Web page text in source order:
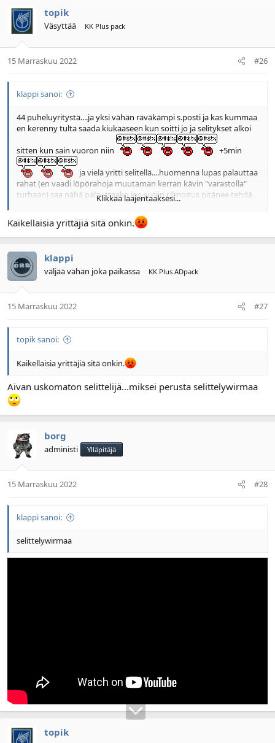
topik
Väsyttää KK Plus pack
15 Marraskuu 2022 #26
klappi sanoi:
44 puheluyritystä....ja yksi vähän räväkämpi s.posti ja kas kummaa
en kerenny tulta saada kiukaaseen kun soitti jo ja selitykset alkoi
sitten kun sain vuoron niin
+5min
ja vielä yritti selitellä....huomenna lupas palauttaa
rahat (en vaadi löpörahoja muutaman kerran kävin "varastolla"
turhaan) saa nähä palauttaako jos ei niin r.ilmoitus pitänee tehdä
Klikkaa laajentaaksesi...
Kaikellaisia yrittäjiä sitä onkin.
klappi
väljää vähän joka paikassa KK Plus ADpack
15 Marraskuu 2022 #27
topik sanoi:
Kaikellaisia yrittäjiä sitä onkin.
Aivan uskomaton selittelijä...miksei perusta selittelywirmaa
borg
administi Ylläpitäjä
15 Marraskuu 2022 #28
klappi sanoi:
selittelywirmaa
topik